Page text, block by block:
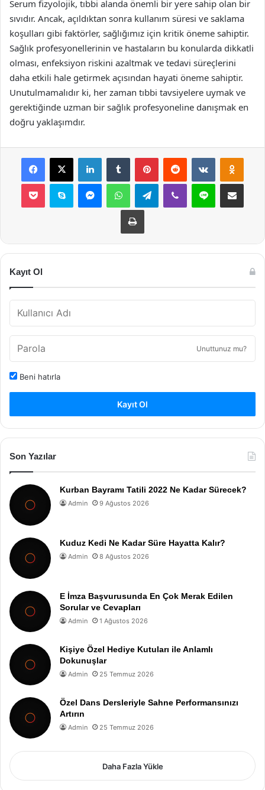
Serum fizyolojik, tıbbi alanda önemli bir yere sahip olan bir
sıvıdır. Ancak, açıldıktan sonra kullanım süresi ve saklama
koşulları gibi faktörler, sağlığımız için kritik öneme sahiptir.
Sağlık profesyonellerinin ve hastaların bu konularda dikkatli
olması, enfeksiyon riskini azaltmak ve tedavi süreçlerini
daha etkili hale getirmek açısından hayati öneme sahiptir.
Unutulmamalıdır ki, her zaman tıbbi tavsiyelere uymak ve
gerektiğinde uzman bir sağlık profesyoneline danışmak en
doğru yaklaşımdır.
Facebook
X LinkedInTumblr PinterestReddit VKontakte
Pocket Skype MessengerWhatsAppTelegramViber Line E-Posta ile
Yazdır
Kayıt Ol
Unuttunuz mu?
Beni hatırla
Kayıt Ol
Son Yazılar
Kurban Bayramı Tatili 2022 Ne Kadar Sürecek?
Admin 9 Ağustos 2026
Kuduz Kedi Ne Kadar Süre Hayatta Kalır?
Admin 8 Ağustos 2026
E İmza Başvurusunda En Çok Merak Edilen
Sorular ve Cevapları
Admin 1 Ağustos 2026
Kişiye Özel Hediye Kutuları ile Anlamlı
Dokunuşlar
Admin 25 Temmuz 2026
Özel Dans Dersleriyle Sahne Performansınızı
Artırın
Admin 25 Temmuz 2026
Daha Fazla Yükle